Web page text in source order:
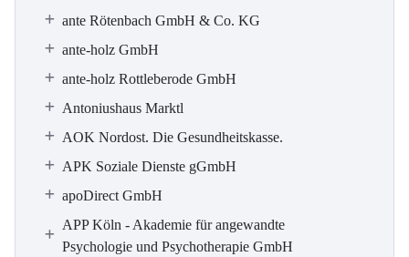
ante Rötenbach GmbH & Co. KG
ante-holz GmbH
ante-holz Rottleberode GmbH
Antoniushaus Marktl
AOK Nordost. Die Gesundheitskasse.
APK Soziale Dienste gGmbH
apoDirect GmbH
APP Köln - Akademie für angewandte
Psychologie und Psychotherapie GmbH